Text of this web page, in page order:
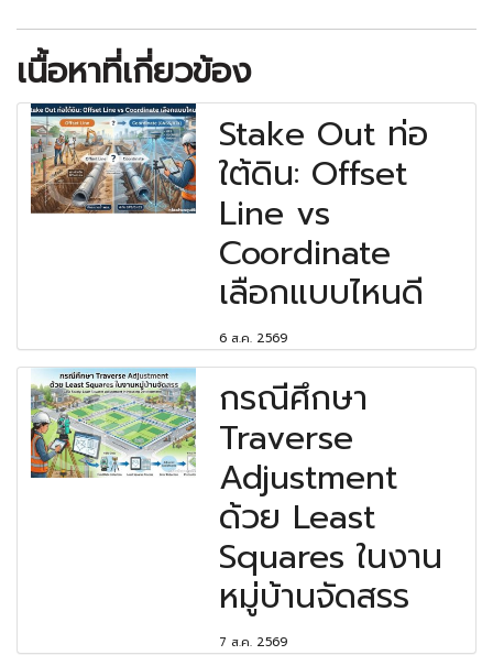
เนื้อหาที่เกี่ยวข้อง
Stake Out ท่อ
ใต้ดิน: Offset
Line vs
Coordinate
เลือกแบบไหนดี
6 ส.ค. 2569
กรณีศึกษา
Traverse
Adjustment
ด้วย Least
Squares ในงาน
หมู่บ้านจัดสรร
7 ส.ค. 2569